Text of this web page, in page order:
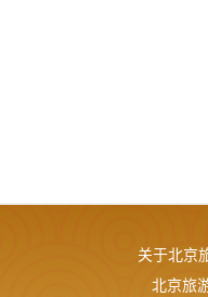
关于北京
北京旅